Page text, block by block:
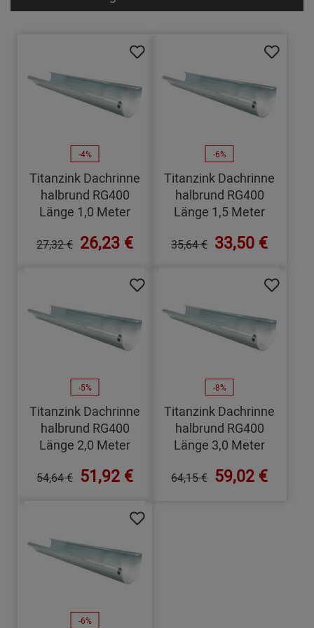
-4%
Titanzink Dachrinne
halbrund RG400
Länge 1,0 Meter
27,32 € 26,23 €
-6%
Titanzink Dachrinne
halbrund RG400
Länge 1,5 Meter
35,64 € 33,50 €
-5%
Titanzink Dachrinne
halbrund RG400
Länge 2,0 Meter
54,64 € 51,92 €
-8%
Titanzink Dachrinne
halbrund RG400
Länge 3,0 Meter
64,15 € 59,02 €
-6%